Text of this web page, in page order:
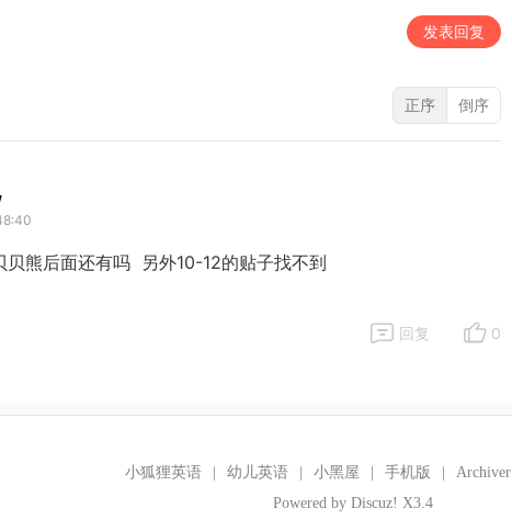
发表回复
正序 倒序
贝熊后面还有吗 另外10-12的贴子找不到
回复 0
小狐狸英语 幼儿英语 小黑屋 手机版 Archiver
Powered by Discuz! X3.4